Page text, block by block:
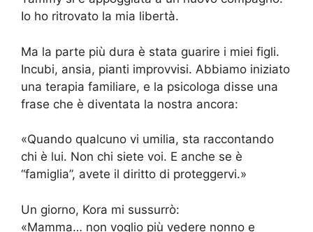
Io ho ritrovato la mia libertà.
Ma la parte più dura è stata guarire i miei figli.
Incubi, ansia, pianti improvvisi. Abbiamo iniziato
una terapia familiare, e la psicologa disse una
frase che è diventata la nostra ancora:
«Quando qualcuno vi umilia, sta raccontando
chi è lui. Non chi siete voi. E anche se è
“famiglia”, avete il diritto di proteggervi.»
Un giorno, Kora mi sussurrò:
«Mamma… non voglio più vedere nonno e